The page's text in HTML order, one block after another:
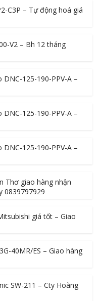
C3P – Tự động hoá giá
V2 – Bh 12 tháng
125-190-PPV-A –
125-190-PPV-A –
125-190-PPV-A –
Thơ giao hàng nhận
0839797929
giá tốt – Giao
40MR/ES – Giao hàng
SW-211 – Cty Hoàng